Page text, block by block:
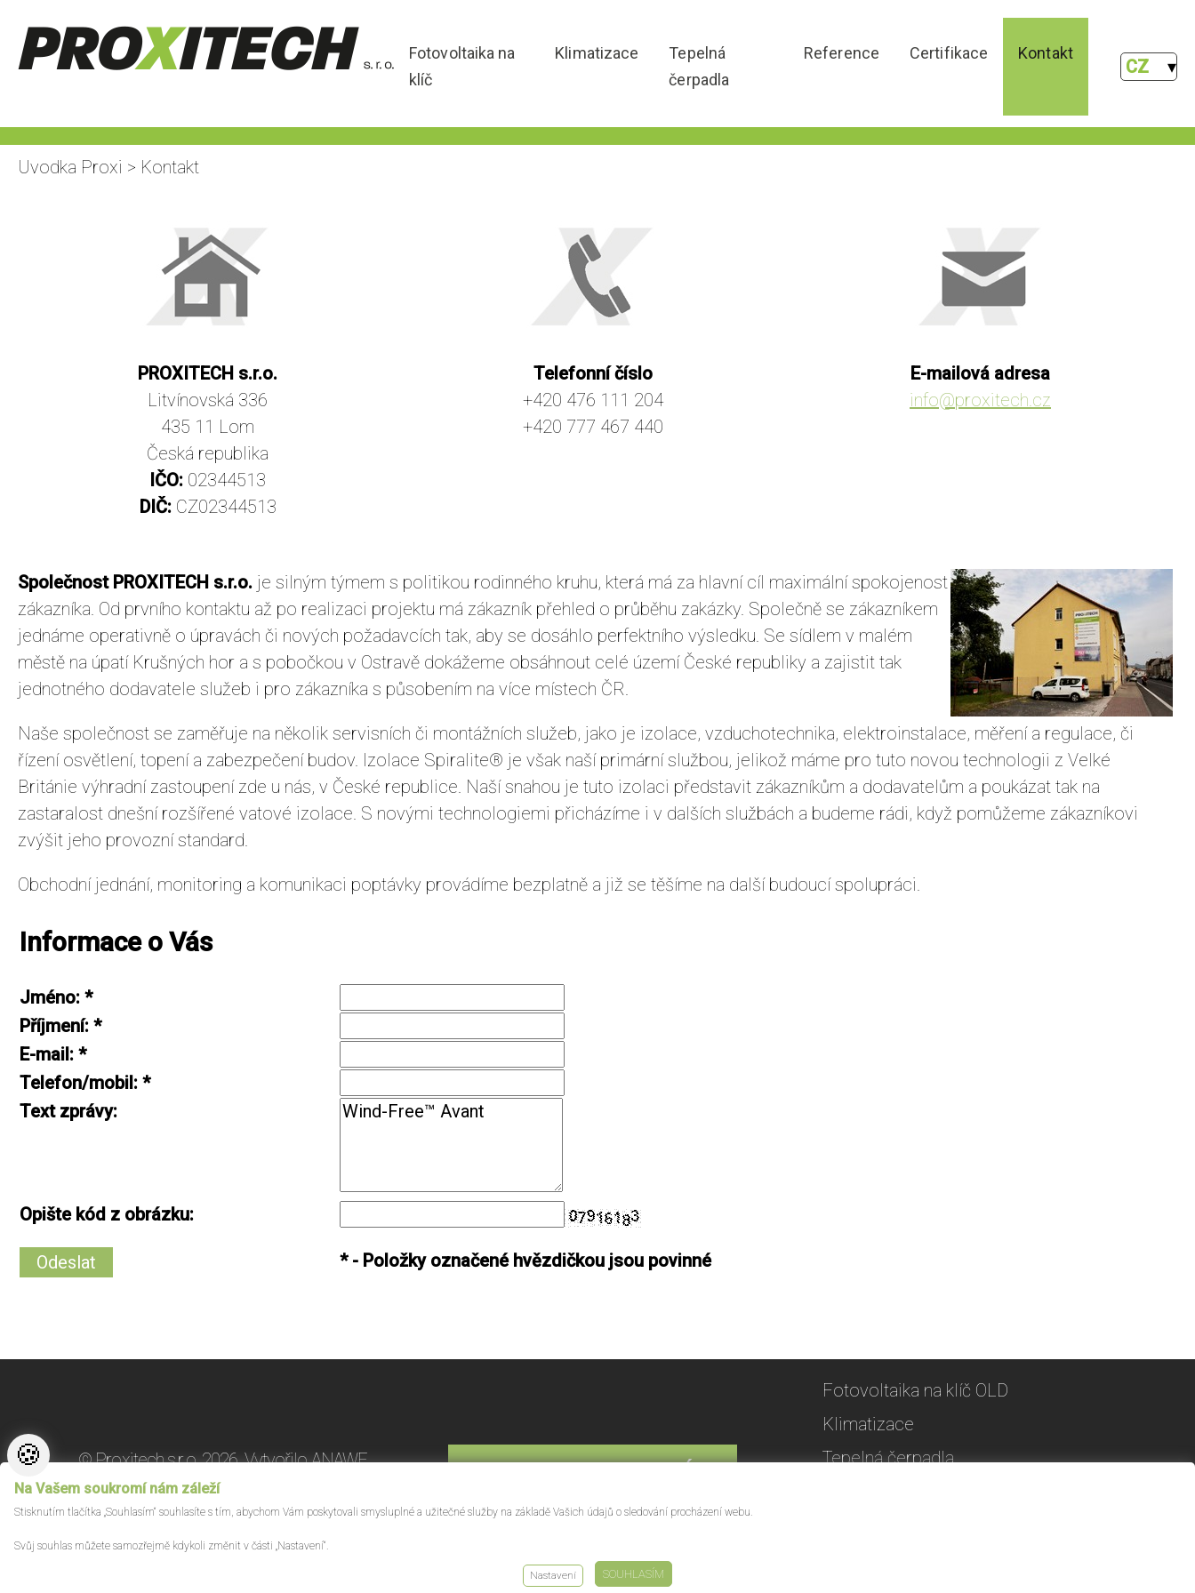
CZ
Fotovoltaika na
klíč
Klimatizace
Tepelná
čerpadla
Reference Certifikace Kontakt
Uvodka Proxi > Kontakt
PROXITECH s.r.o.
Litvínovská 336
435 11 Lom
Česká republika
IČO: 02344513
DIČ: CZ02344513
Telefonní číslo
+420 476 111 204
+420 777 467 440
E-mailová adresa
info@proxitech.cz
Společnost PROXITECH s.r.o. je silným týmem s politikou rodinného kruhu, která má za hlavní cíl maximální spokojenost
zákazníka. Od prvního kontaktu až po realizaci projektu má zákazník přehled o průběhu zakázky. Společně se zákazníkem
jednáme operativně o úpravách či nových požadavcích tak, aby se dosáhlo perfektního výsledku. Se sídlem v malém
městě na úpatí Krušných hor a s pobočkou v Ostravě dokážeme obsáhnout celé území České republiky a zajistit tak
jednotného dodavatele služeb i pro zákazníka s působením na více místech ČR.
Naše společnost se zaměřuje na několik servisních či montážních služeb, jako je izolace, vzduchotechnika, elektroinstalace, měření a regulace, či
řízení osvětlení, topení a zabezpečení budov. Izolace Spiralite® je však naší primární službou, jelikož máme pro tuto novou technologii z Velké
Británie výhradní zastoupení zde u nás, v České republice. Naší snahou je tuto izolaci představit zákazníkům a dodavatelům a poukázat tak na
zastaralost dnešní rozšířené vatové izolace. S novými technologiemi přicházíme i v dalších službách a budeme rádi, když pomůžeme zákazníkovi
zvýšit jeho provozní standard.
Obchodní jednání, monitoring a komunikaci poptávky provádíme bezplatně a již se těšíme na další budoucí spolupráci.
Informace o Vás
Jméno: *
Příjmení: *
E-mail: *
Telefon/mobil: *
Text zprávy:
Opište kód z obrázku:
*- Položky označené hvězdičkou jsou povinné
© Proxitech s.r.o. 2026.VytvořiloANAWE
Fotovoltaika na klíč OLD
Klimatizace
Tepelná čerpadla
🍪
Na Vašem soukromí nám záleží
Stisknutím tlačítka „Souhlasím“ souhlasíte s tím, abychom Vám poskytovali smysluplné a užitečné služby na základě Vašich údajů o sledování procházení webu.
Svůj souhlas můžete samozřejmě kdykoli změnit v části „Nastavení“.
Nastavení SOUHLASÍM